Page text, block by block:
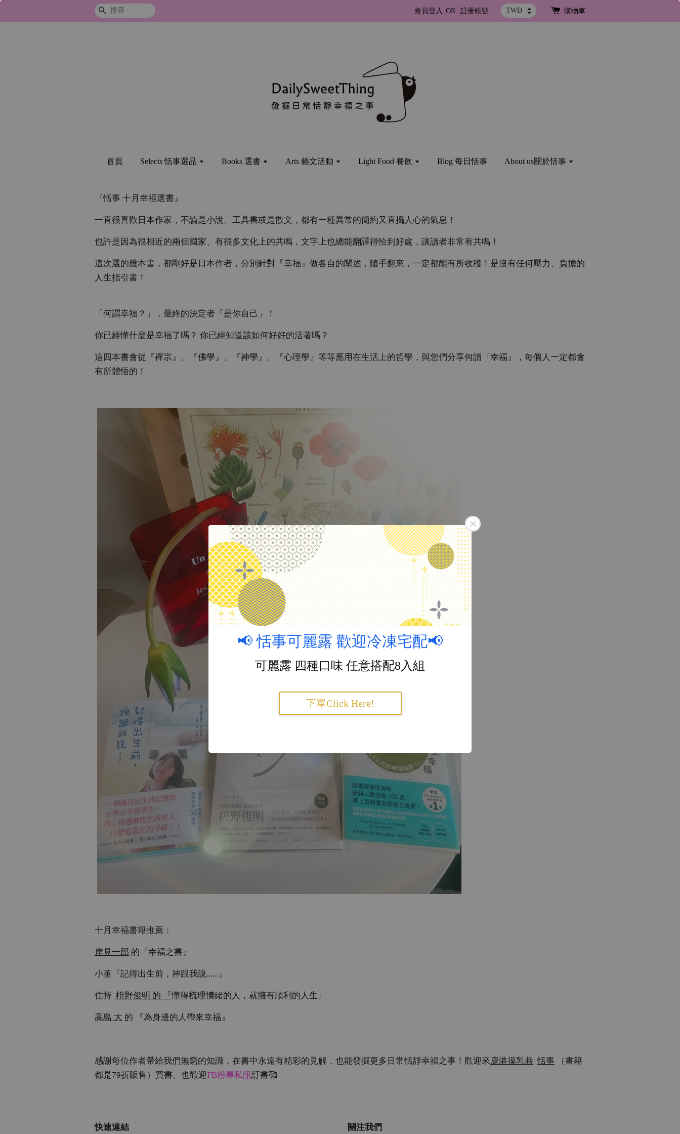
📢 恬事可麗露 歡迎冷凍宅配📢
可麗露 四種口味 任意搭配8入組
下單Click Here!
搜尋 會員登入 OR 註冊帳號 購物車
首頁 Selects 恬事選品 Books 選書 Arts 藝文活動 Light Food 餐飲 Blog 每日恬事 About us關於恬事
『恬事 十月幸福選書』
一直很喜歡日本作家，不論是小說、工具書或是散文，都有一種異常的簡約又直搗人心的氣息！
也許是因為很相近的兩個國家、有很多文化上的共鳴，文字上也總能翻譯得恰到好處，讓讀者非常有共鳴！
這次選的幾本書，都剛好是日本作者，分別針對『幸福』做各自的闡述，隨手翻來，一定都能有所收穫！是沒有任何壓力、負擔的
人生指引書！
「何謂幸福？」，最終的決定者「是你自己」！
你已經懂什麼是幸福了嗎？ 你已經知道該如何好好的活著嗎？
這四本書會從『禪宗』、『佛學』、『神學』、『心理學』等等應用在生活上的哲學，與您們分享何謂『幸福』，每個人一定都會
有所體悟的！
十月幸福書籍推薦：
岸見一郎 的『幸福之書』
小堇『記得出生前，神跟我說......』
住持 枡野俊明 的 『懂得梳理情緒的人，就擁有順利的人生』
高島 大 的 『為身邊的人帶來幸福』
感謝每位作者帶給我們無窮的知識，在書中永遠有精彩的見解，也能發掘更多日常恬靜幸福之事！歡迎來鹿港摸乳巷 恬事 （書籍
都是79折販售）買書、也歡迎FB粉專私訊訂書🥰
快速連結 關注我們